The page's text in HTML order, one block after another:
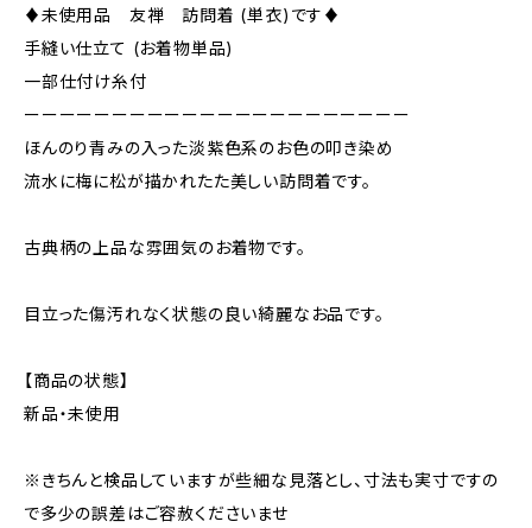
♦︎未使用品 友禅 訪問着 (単衣)です♦︎
手縫い仕立て (お着物単品)
一部仕付け糸付
ーーーーーーーーーーーーーーーーーーーーーー
ほんのり青みの入った淡紫色系のお色の叩き染め
流水に梅に松が描かれたた美しい訪問着です。
古典柄の上品な雰囲気のお着物です。
目立った傷汚れなく状態の良い綺麗なお品です。
【商品の状態】
新品・未使用
※きちんと検品していますが些細な見落とし、寸法も実寸ですの
で多少の誤差はご容赦くださいませ